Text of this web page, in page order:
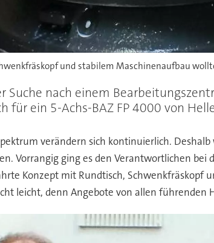
und stabilem Maschinenaufbau
Suche nach einem
für ein 5-Achs-BAZ FP 4000 von
verändern sich kontinuierlich.
Vorrangig ging es den Verantwortlichen bei
Konzept mit Rundtisch,
leicht, denn Angebote von allen führenden